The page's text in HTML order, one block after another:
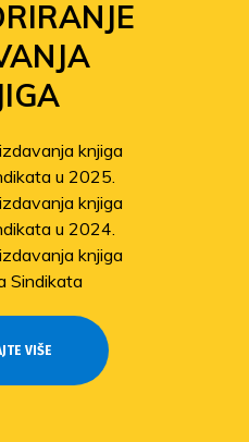
iz Fonda
članovima
potresom
članovima
u potresu